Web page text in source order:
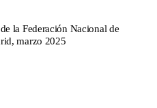
la Federación Nacional de
marzo 2025